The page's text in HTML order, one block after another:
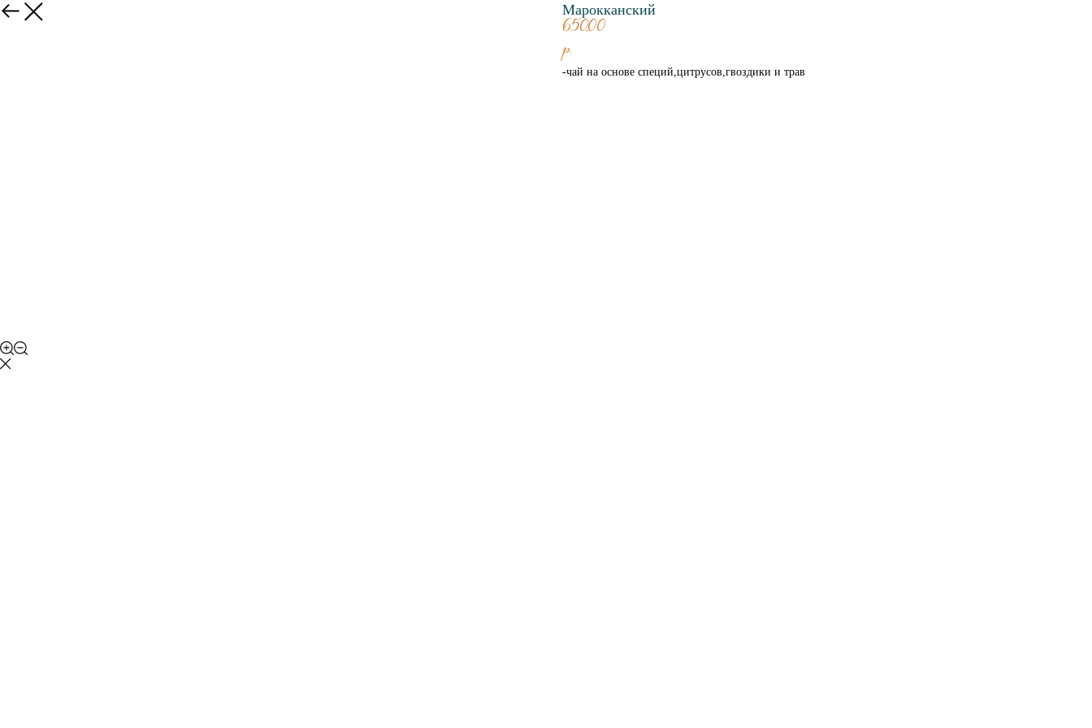
Марокканский
650,00
р.
-чай на основе специй,цитрусов,гвоздики и трав